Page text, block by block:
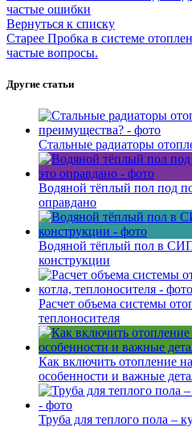
частые ошибки
Вернуться к списку
Старее Пробка в системе
частые вопросы.
Другие статьи
Стальные радиаторы
Водяной тёплый пол под
оправдано
Водяной тёплый пол в
конструкции
Расчет объема системы
теплоносителя
Как включить отопление
особенности и важные
Труба для теплого пола –